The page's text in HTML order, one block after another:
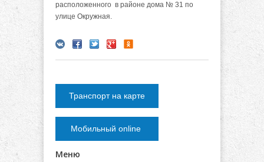
расположенного в районе дома № 31 по
улице Окружная.
Транспорт на карте
Мобильный online
Меню